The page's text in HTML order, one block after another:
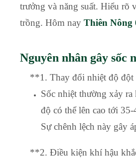
trưởng và năng suất. Hiểu rõ
trồng. Hôm nay Thiên Nông
Nguyên nhân gây sốc
**1. Thay đổi nhiệt độ
Sốc nhiệt thường xảy
độ có thể lên cao tới
Sự chênh lệch này gây
**2. Điều kiện khí hậu